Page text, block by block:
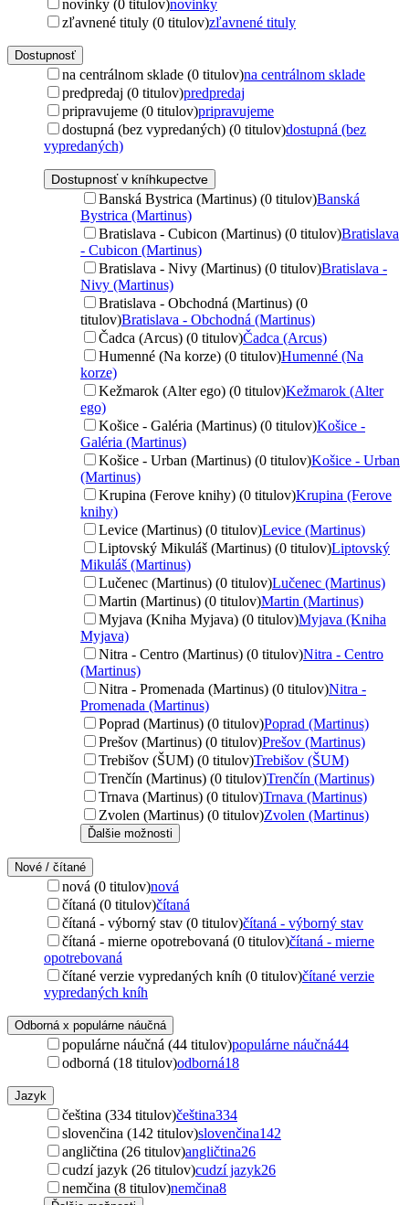
novinky (0 titulov)novinky
zľavnené tituly (0 titulov)zľavnené tituly
Dostupnosť
na centrálnom sklade (0 titulov)na centrálnom sklade
predpredaj (0 titulov)predpredaj
pripravujeme (0 titulov)pripravujeme
dostupná (bez vypredaných) (0 titulov)dostupná (bez
vypredaných)
Dostupnosť v kníhkupectve
Banská Bystrica (Martinus) (0 titulov)Banská
Bystrica (Martinus)
Bratislava - Cubicon (Martinus) (0 titulov)Bratislava
- Cubicon (Martinus)
Bratislava - Nivy (Martinus) (0 titulov)Bratislava -
Nivy (Martinus)
Bratislava - Obchodná (Martinus) (0
titulov)Bratislava - Obchodná (Martinus)
Čadca (Arcus) (0 titulov)Čadca (Arcus)
Humenné (Na korze) (0 titulov)Humenné (Na
korze)
Kežmarok (Alter ego) (0 titulov)Kežmarok (Alter
ego)
Košice - Galéria (Martinus) (0 titulov)Košice -
Galéria (Martinus)
Košice - Urban (Martinus) (0 titulov)Košice - Urban
(Martinus)
Krupina (Ferove knihy) (0 titulov)Krupina (Ferove
knihy)
Levice (Martinus) (0 titulov)Levice (Martinus)
Liptovský Mikuláš (Martinus) (0 titulov)Liptovský
Mikuláš (Martinus)
Lučenec (Martinus) (0 titulov)Lučenec (Martinus)
Martin (Martinus) (0 titulov)Martin (Martinus)
Myjava (Kniha Myjava) (0 titulov)Myjava (Kniha
Myjava)
Nitra - Centro (Martinus) (0 titulov)Nitra - Centro
(Martinus)
Nitra - Promenada (Martinus) (0 titulov)Nitra -
Promenada (Martinus)
Poprad (Martinus) (0 titulov)Poprad (Martinus)
Prešov (Martinus) (0 titulov)Prešov (Martinus)
Trebišov (ŠUM) (0 titulov)Trebišov (ŠUM)
Trenčín (Martinus) (0 titulov)Trenčín (Martinus)
Trnava (Martinus) (0 titulov)Trnava (Martinus)
Zvolen (Martinus) (0 titulov)Zvolen (Martinus)
Ďalšie možnosti
Nové / čítané
nová (0 titulov)nová
čítaná (0 titulov)čítaná
čítaná - výborný stav (0 titulov)čítaná - výborný stav
čítaná - mierne opotrebovaná (0 titulov)čítaná - mierne
opotrebovaná
čítané verzie vypredaných kníh (0 titulov)čítané verzie
vypredaných kníh
Odborná x populárne náučná
populárne náučná (44 titulov)populárne náučná44
odborná (18 titulov)odborná18
Jazyk
čeština (334 titulov)čeština334
slovenčina (142 titulov)slovenčina142
angličtina (26 titulov)angličtina26
cudzí jazyk (26 titulov)cudzí jazyk26
nemčina (8 titulov)nemčina8